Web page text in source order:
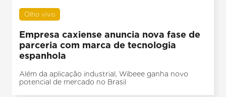
Olho vivo
Empresa caxiense anuncia nova fase de
parceria com marca de tecnologia
espanhola
Além da aplicação industrial, Wibeee ganha novo
potencial de mercado no Brasil